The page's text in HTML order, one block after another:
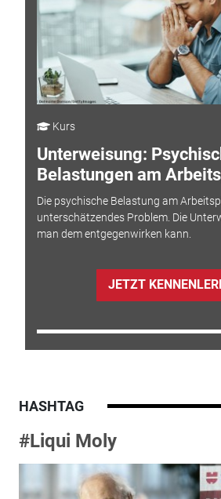
Kurs
Unterweisung:
Belastungen am
Die psychische Belastung am
unterschätzendes Problem. Die
man dem entgegenwirken kann.
JETZT
HASHTAG
#Liqui Moly